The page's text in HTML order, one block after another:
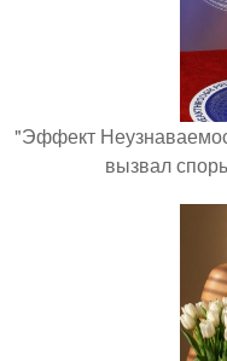
"Эффект
вызвал